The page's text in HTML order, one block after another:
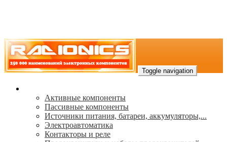
Toggle navigation
Активные компоненты
Пассивные компоненты
Источники питания, батареи, аккумуляторы,...
Электроавтоматика
Контакторы и реле